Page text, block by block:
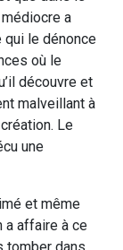
a
qui le dénonce
où le
découvre et
malveillant à
Le
une
et même
a affaire à ce